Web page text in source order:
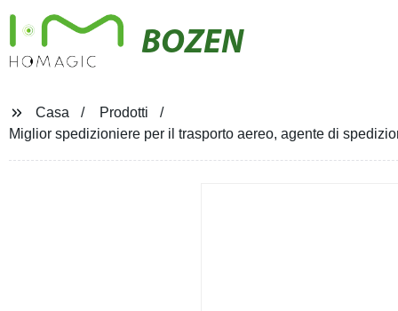
BOZEN
Casa
Prodotti
Miglior spedizioniere per il trasporto aereo, agente di